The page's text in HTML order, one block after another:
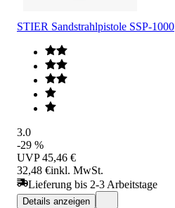
STIER Sandstrahlpistole SSP-1000
3.0
-29 %
UVP 45,46 €
32,48 €inkl. MwSt.
Lieferung bis 2-3 Arbeitstage
Details anzeigen